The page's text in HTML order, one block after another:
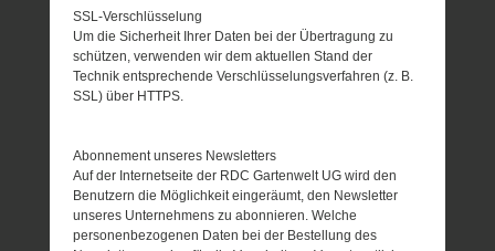
SSL-Verschlüsselung
Um die Sicherheit Ihrer Daten bei der Übertragung zu
schützen, verwenden wir dem aktuellen Stand der
Technik entsprechende Verschlüsselungsverfahren (z. B.
SSL) über HTTPS.
Abonnement unseres Newsletters
Auf der Internetseite der RDC Gartenwelt UG wird den
Benutzern die Möglichkeit eingeräumt, den Newsletter
unseres Unternehmens zu abonnieren. Welche
personenbezogenen Daten bei der Bestellung des